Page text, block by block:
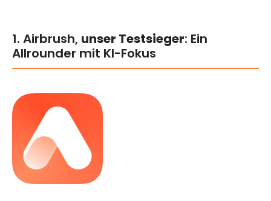
1. Airbrush, unser Testsieger: Ein
Allrounder mit KI-Fokus